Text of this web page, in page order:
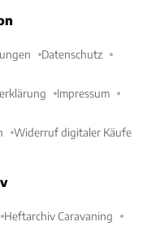
Datenschutz
Impressum
Widerruf digitaler Käufe
Heftarchiv Caravaning